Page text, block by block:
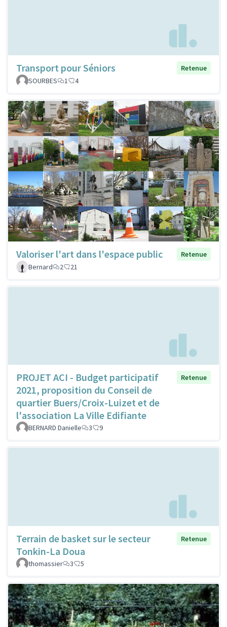
Transport pour Séniors
Retenue
SOURBES
1 4
Valoriser l'art dans l'espace public
Retenue
Bernard
2 21
PROJET ACI - Budget participatif
2021, proposition du Conseil de
quartier Buers/Croix-Luizet et de
l'association La Ville Edifiante
Retenue
BERNARD Danielle 3 9
Terrain de basket sur le secteur
Tonkin-La Doua
Retenue
thomassier 3 5